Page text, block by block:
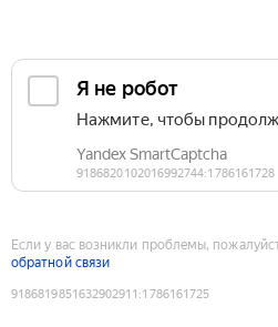
Если у вас возникли проблемы,
обратной связи
9186819851632902911 :1786161725